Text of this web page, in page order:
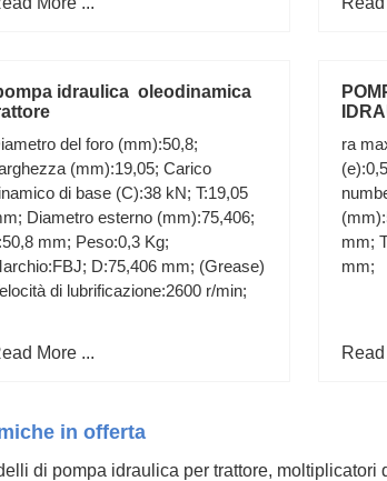
idraulica oleodinamica
del foro (mm):50,8;
(mm):19,05; Carico
di base (C):38 kN; T:19,05
Diametro esterno (mm):75,406;
mm; Peso:0,3 Kg;
D:75,406 mm; (Grease)
di lubrificazione:2600 r/min;
More ...
ra
mm;
mm;
in offerta
di pompa idraulica per trattore, moltiplicatori